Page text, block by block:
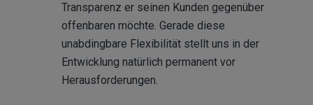
Transparenz er seinen Kunden gegenüber
offenbaren möchte. Gerade diese
unabdingbare Flexibilität stellt uns in der
Entwicklung natürlich permanent vor
Herausforderungen.